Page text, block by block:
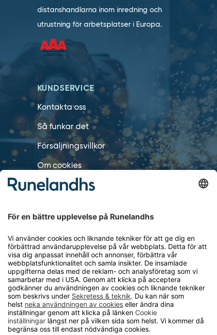
distanshandlarna inom inredning och
utrustning för arbetsplatser i Europa.
KUNDSERVICE
Kontakta oss
Så funkar det
Försäljningsvillkor
Om cookies
Personuppgiftshantering
OM RUNELANDHS
Om Runelandhs
Köpvillkor
Därför ska du välja oss
Lediga jobb